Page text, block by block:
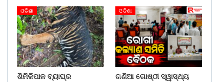
ଓଡିଶା
ଶିମିଳିପାଳ ବ୍ୟାଘ୍ର
ଓଡିଶା
ଗଣିଆ ଗୋଷ୍ଠୀ ସ୍ୱାସ୍ଥ୍ୟ